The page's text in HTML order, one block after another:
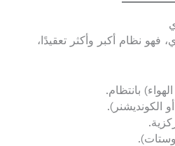
فهو نظام أكبر وأكثر تعقيدًا،
بانتظام.
الكونديشنر).